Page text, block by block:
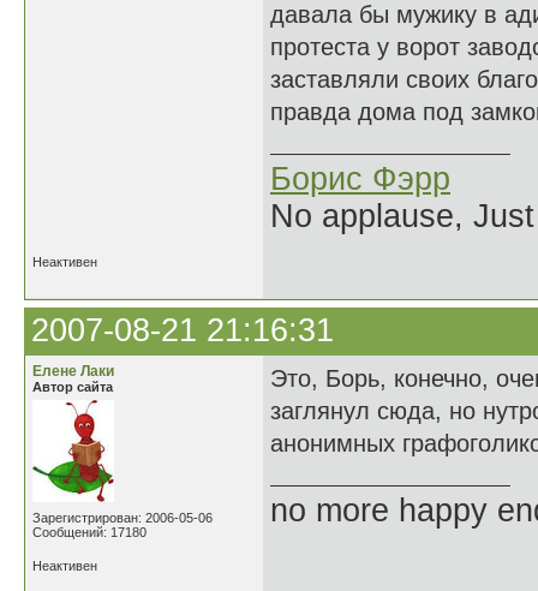
давала бы мужику в
протеста у ворот
заставляли своих
правда дома под
Борис Фэрр
No applause,
Неактивен
2007-08-21 21:16:31
Елене Лаки
Автор сайта
Зарегистрирован: 2006-05-06
Сообщений: 17180
Это, Борь, конечно,
заглянул сюда, но
анонимных
no more happy
Неактивен